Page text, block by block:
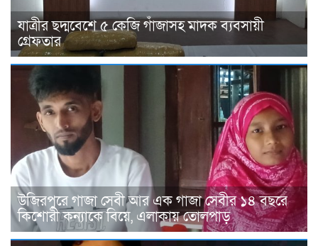
যাত্রীর ছদ্মবেশে ৫ কেজি গাঁজাসহ মাদক ব্যবসায়ী
গ্রেফতার
উজিরপুরে গাজা সেবী আর এক গাজা সেবীর ১৪ বছরে
কিশোরী কন্যাকে বিয়ে, এলাকায় তোলপাড়